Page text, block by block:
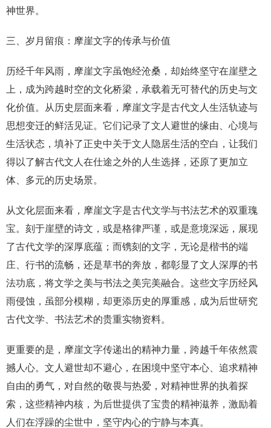
神世界。
三、岁月留痕：摩崖文字的传承与价值
历经千年风雨，摩崖文字虽饱经沧桑，却始终坚守在崖壁之
上，成为跨越时空的文化桥梁，承载着无可替代的历史与文
化价值。从历史层面来看，摩崖文字是古代文人生活轨迹与
思想变迁的鲜活见证。它们记录了文人避世的缘由、心境与
生活状态，填补了正史中关于文人隐居生活的空白，让我们
得以了解古代文人在仕途之外的人生选择，还原了更加立
体、多元的历史场景。
从文化层面来看，摩崖文字是古代文学与书法艺术的双重瑰
宝。刻于崖壁的诗文，或是格律严谨，或是意境深远，展现
了古代文学的深厚底蕴；而镌刻的文字，无论是楷书的端
庄、行书的流畅，还是草书的奔放，都彰显了文人深厚的书
法功底，将文学之美与书法之美完美融合。这些文字历经风
雨侵蚀，虽部分模糊，却更添历史的厚重感，成为后世研究
古代文学、书法艺术的贵重实物资料。
更重要的是，摩崖文字传递出的精神力量，跨越千年依然震
撼人心。文人避世却不避心，在困境中坚守本心、追求精神
自由的勇气，对自然的敬畏与热爱，对精神世界的执着探
索，这些精神内核，为后世提供了宝贵的精神滋养，激励着
人们在浮躁的尘世中，坚守内心的宁静与本真。